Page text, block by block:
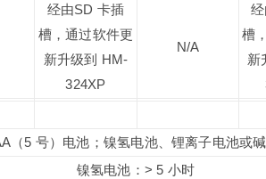
经由SD 卡插
槽，通过软件更
新升级到 HM-
324XP
N/A
槽
新
（5 号）电池；镍氢电池、锂离子电池或
镍氢电池：> 5 小时